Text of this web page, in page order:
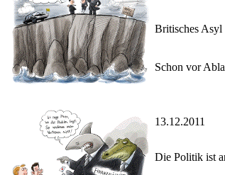
Britisches
Schon vor
13.12.2011
Die Politik ist